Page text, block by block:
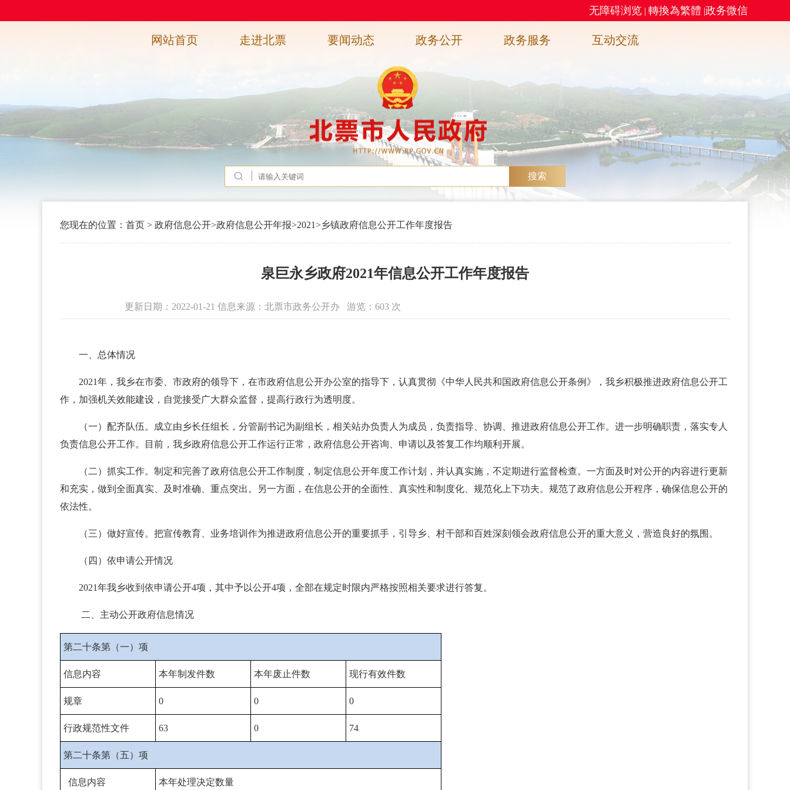
无障碍浏览 | 轉換為繁體 |政务微信
网站首页 走进北票 要闻动态 政务公开 政务服务 互动交流
搜索
您现在的位置： 首页 > 政府信息公开>政府信息公开年报>2021>乡镇政府信息公开工作年度报告
泉巨永乡政府2021年信息公开工作年度报告
更新日期：2022-01-21 信息来源：北票市政务公开办 游览： 603 次
一、总体情况
2021年，我乡在市委、市政府的领导下，在市政府信息公开办公室的指导下，认真贯彻《中华人民共和国政府信息公开条例》，我乡积极推进政府信息公开工
作，加强机关效能建设，自觉接受广大群众监督，提高行政行为透明度。
（一）配齐队伍。成立由乡长任组长，分管副书记为副组长，相关站办负责人为成员，负责指导、协调、推进政府信息公开工作。进一步明确职责，落实专人
负责信息公开工作。目前，我乡政府信息公开工作运行正常，政府信息公开咨询、申请以及答复工作均顺利开展。
（二）抓实工作。制定和完善了政府信息公开工作制度，制定信息公开年度工作计划，并认真实施，不定期进行监督检查。一方面及时对公开的内容进行更新
和充实，做到全面真实、及时准确、重点突出。另一方面，在信息公开的全面性、真实性和制度化、规范化上下功夫。规范了政府信息公开程序，确保信息公开的
依法性。
（三）做好宣传。把宣传教育、业务培训作为推进政府信息公开的重要抓手，引导乡、村干部和百姓深刻领会政府信息公开的重大意义，营造良好的氛围。
（四）依申请公开情况
2021年我乡收到依申请公开4项，其中予以公开4项，全部在规定时限内严格按照相关要求进行答复。
二、主动公开政府信息情况
第二十条第（一）项
信息内容 本年制发件数 本年废止件数 现行有效件数
规章 0 0 0
行政规范性文件 63 0 74
第二十条第（五）项
信息内容 本年处理决定数量